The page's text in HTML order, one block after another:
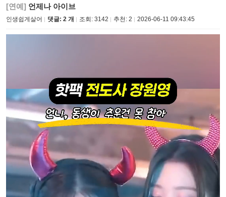
[연예] 언제나 아이브
인생쉽게살어 댓글: 2 개 조회: 3142 추천: 2 2026-06-11 09:43:45